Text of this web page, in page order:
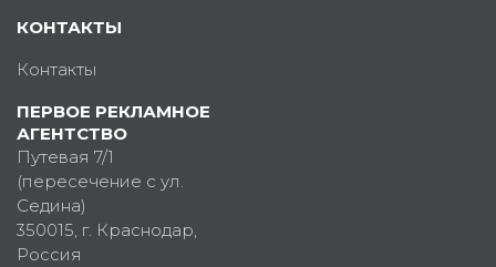
КОНТАКТЫ
Контакты
ПЕРВОЕ РЕКЛАМНОЕ
АГЕНТСТВО
Путевая 7/1
(пересечение с ул.
Седина)
350015, г. Краснодар,
Россия